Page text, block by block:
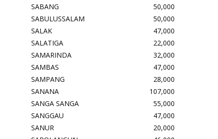
SABANG
50,000
SABULUSSALAM
50,000
SALAK
47,000
SALATIGA
22,000
SAMARINDA
32,000
SAMBAS
47,000
SAMPANG
28,000
SANANA
107,000
SANGA SANGA
55,000
SANGGAU
47,000
SANUR
20,000